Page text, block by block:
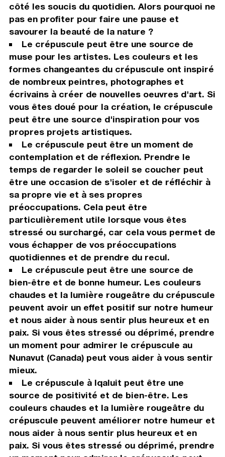
côté les soucis du quotidien. Alors pourquoi ne
pas en profiter pour faire une pause et
savourer la beauté de la nature ?
Le crépuscule peut être une source de
muse pour les artistes. Les couleurs et les
formes changeantes du crépuscule ont inspiré
de nombreux peintres, photographes et
écrivains à créer de nouvelles oeuvres d'art. Si
vous êtes doué pour la création, le crépuscule
peut être une source d'inspiration pour vos
propres projets artistiques.
Le crépuscule peut être un moment de
contemplation et de réflexion. Prendre le
temps de regarder le soleil se coucher peut
être une occasion de s'isoler et de réfléchir à
sa propre vie et à ses propres
préoccupations. Cela peut être
particulièrement utile lorsque vous êtes
stressé ou surchargé, car cela vous permet de
vous échapper de vos préoccupations
quotidiennes et de prendre du recul.
Le crépuscule peut être une source de
bien-être et de bonne humeur. Les couleurs
chaudes et la lumière rougeâtre du crépuscule
peuvent avoir un effet positif sur notre humeur
et nous aider à nous sentir plus heureux et en
paix. Si vous êtes stressé ou déprimé, prendre
un moment pour admirer le crépuscule au
Nunavut (Canada) peut vous aider à vous sentir
mieux.
Le crépuscule à Iqaluit peut être une
source de positivité et de bien-être. Les
couleurs chaudes et la lumière rougeâtre du
crépuscule peuvent améliorer notre humeur et
nous aider à nous sentir plus heureux et en
paix. Si vous êtes stressé ou déprimé, prendre